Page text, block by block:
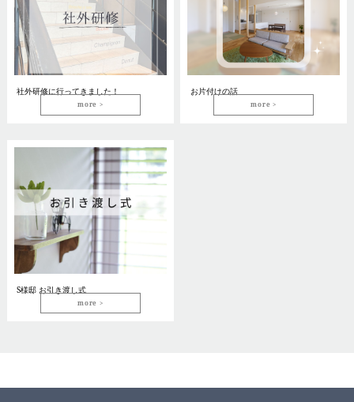
社外研修に行ってきました！
more
お片付けの話
more
S様邸 お引き渡し式
more